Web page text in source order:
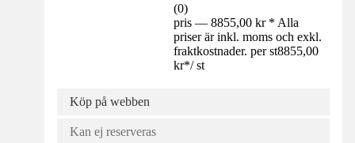
(0)
pris — 8855,00 kr * Alla
priser är inkl. moms och exkl.
fraktkostnader. per st8855,00
kr*/ st
Köp på webben
Kan ej reserveras